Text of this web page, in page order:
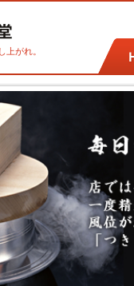
上がれ。